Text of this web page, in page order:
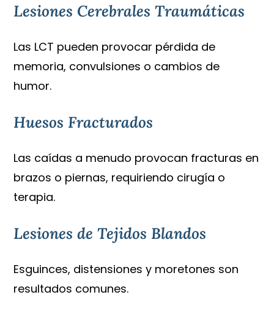
Lesiones Cerebrales Traumáticas
Las LCT pueden provocar pérdida de
memoria, convulsiones o cambios de
humor.
Huesos Fracturados
Las caídas a menudo provocan fracturas en
brazos o piernas, requiriendo cirugía o
terapia.
Lesiones de Tejidos Blandos
Esguinces, distensiones y moretones son
resultados comunes.